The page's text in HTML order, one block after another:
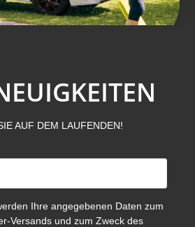
AUF DEM LAUFENDEN!
Ihre angegebenen Daten zum
Versands und zum Zweck des